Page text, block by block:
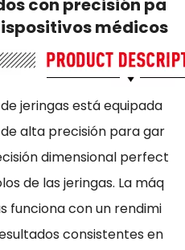
con precisión pa
médicos
jeringas está equipada
alta precisión para gar
dimensional perfect
de las jeringas. La máq
funciona con un rendimi
consistentes en